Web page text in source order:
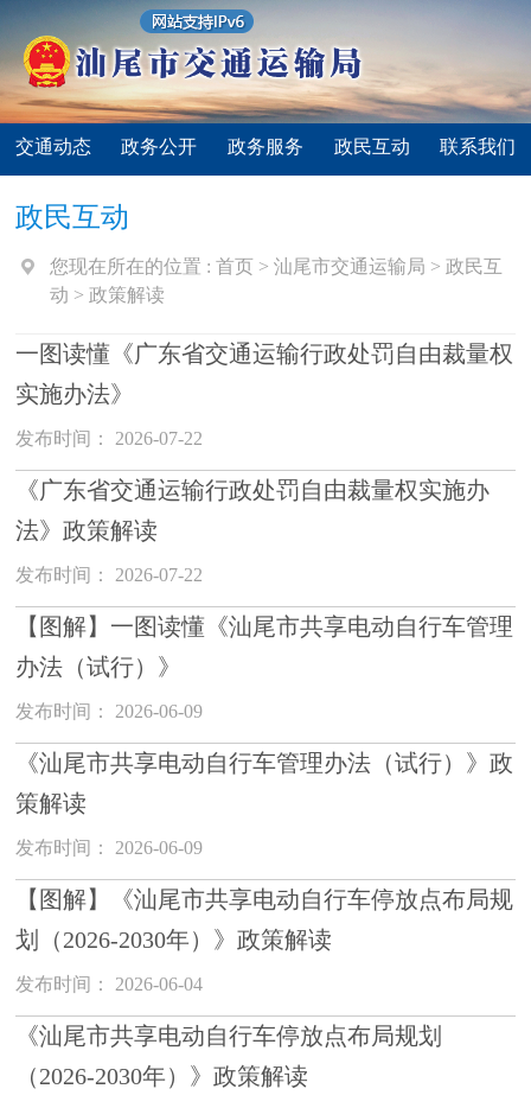
交通动态 政务公开 政务服务 政民互动 联系我们
政民互动
您现在所在的位置 :首页 >汕尾市交通运输局 >政民互
动 >政策解读
一图读懂《广东省交通运输行政处罚自由裁量权
实施办法》
发布时间： 2026-07-22
《广东省交通运输行政处罚自由裁量权实施办
法》政策解读
发布时间： 2026-07-22
【图解】一图读懂《汕尾市共享电动自行车管理
办法（试行）》
发布时间： 2026-06-09
《汕尾市共享电动自行车管理办法（试行）》政
策解读
发布时间： 2026-06-09
【图解】《汕尾市共享电动自行车停放点布局规
划（2026-2030年）》政策解读
发布时间： 2026-06-04
《汕尾市共享电动自行车停放点布局规划
（2026-2030年）》政策解读